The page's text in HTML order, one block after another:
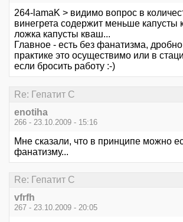
264-lamaK > видимо вопрос в
винегрета содержит меньше капусты
ложка капусты кваш...
Главное - есть без фанатизма,
практике это осуществимо или в
если бросить работу :-)
Re: Гепатит С
enotiha
266 - 23.10.2009 - 15:16
Мне сказали, что в принципе можно
фанатизму...
Re: Гепатит С
vfrfh
267 - 23.10.2009 - 20:05